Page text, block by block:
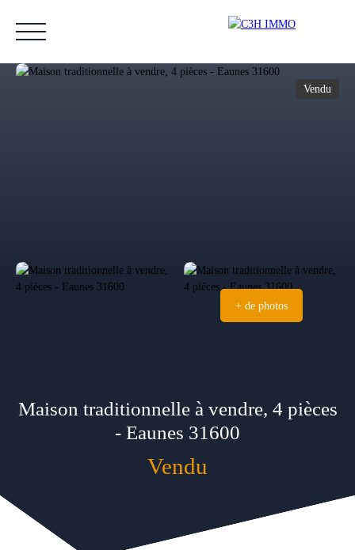
Estimation
Vendu
+ de photos
Maison traditionnelle à vendre, 4 pièces
- Eaunes 31600
Vendu